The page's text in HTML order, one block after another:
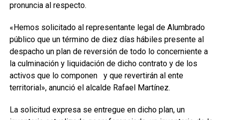
pronuncia al respecto.
«Hemos solicitado al representante legal de Alumbrado
público que un término de diez días hábiles presente al
despacho un plan de reversión de todo lo concerniente a
la culminación y liquidación de dicho contrato y de los
activos que lo componen y que revertirán al ente
territorial», anunció el alcalde Rafael Martínez.
La solicitud expresa se entregue en dicho plan, un